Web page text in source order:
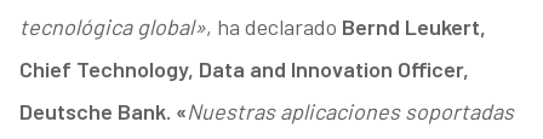
tecnológica global», ha declarado Bernd Leukert,
Chief Technology, Data and Innovation Officer,
Deutsche Bank. «Nuestras aplicaciones soportadas